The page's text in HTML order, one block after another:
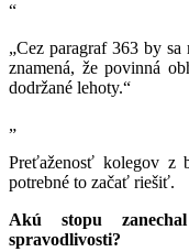
“
„Cez paragraf 363 by
znamená, že povinná
dodržané lehoty.“
„
Preťaženosť kolegov z
potrebné to začať riešiť.
Akú stopu
spravodlivosti?